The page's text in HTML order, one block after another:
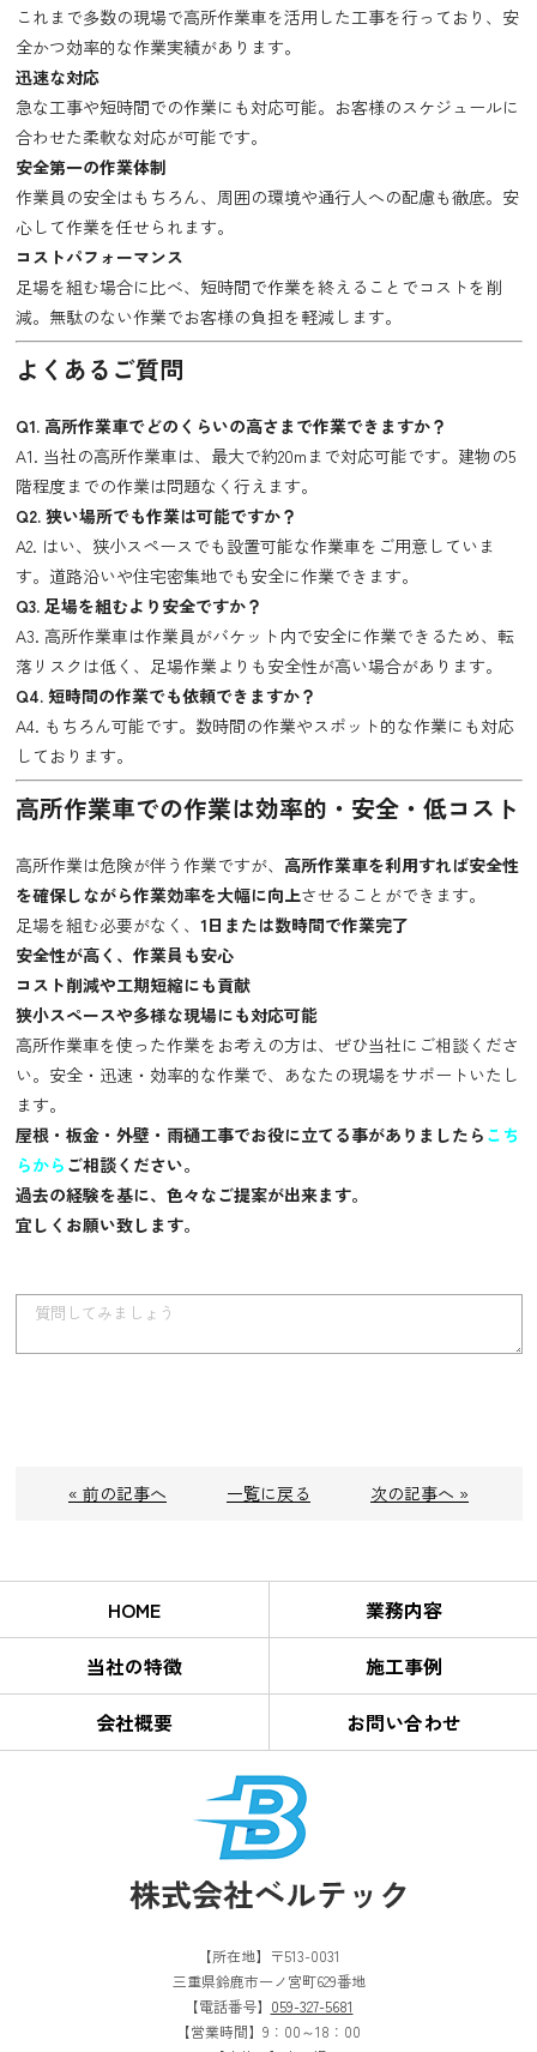
これまで多数の現場で高所作業車を活用した工事を行っており、安
全かつ効率的な作業実績があります。
迅速な対応
急な工事や短時間での作業にも対応可能。お客様のスケジュールに
合わせた柔軟な対応が可能です。
安全第一の作業体制
作業員の安全はもちろん、周囲の環境や通行人への配慮も徹底。安
心して作業を任せられます。
コストパフォーマンス
足場を組む場合に比べ、短時間で作業を終えることでコストを削
減。無駄のない作業でお客様の負担を軽減します。
よくあるご質問
Q1. 高所作業車でどのくらいの高さまで作業できますか？
A1. 当社の高所作業車は、最大で約20mまで対応可能です。建物の5
階程度までの作業は問題なく行えます。
Q2. 狭い場所でも作業は可能ですか？
A2. はい、狭小スペースでも設置可能な作業車をご用意していま
す。道路沿いや住宅密集地でも安全に作業できます。
Q3. 足場を組むより安全ですか？
A3. 高所作業車は作業員がバケット内で安全に作業できるため、転
落リスクは低く、足場作業よりも安全性が高い場合があります。
Q4. 短時間の作業でも依頼できますか？
A4. もちろん可能です。数時間の作業やスポット的な作業にも対応
しております。
高所作業車での作業は効率的・安全・低コスト
高所作業は危険が伴う作業ですが、 高所作業車を利用すれば安全性
を確保しながら作業効率を大幅に向上させることができます。
足場を組む必要がなく、 1日または数時間で作業完了
安全性が高く、作業員も安心
コスト削減や工期短縮にも貢献
狭小スペースや多様な現場にも対応可能
高所作業車を使った作業をお考えの方は、ぜひ当社にご相談くださ
い。安全・迅速・効率的な作業で、あなたの現場をサポートいたし
ます。
屋根・板金・外壁・雨樋工事でお役に立てる事がありましたら こち
らから ご相談ください。
過去の経験を基に、色々なご提案が出来ます。
宜しくお願い致します。
« 前の記事へ 一覧に戻る 次の記事へ »
HOME
業務内容
当社の特徴
施工事例
会社概要
お問い合わせ
【所在地】〒513-0031
三重県鈴鹿市一ノ宮町629番地
【電話番号】 059-327-5681
【営業時間】9：00～18：00